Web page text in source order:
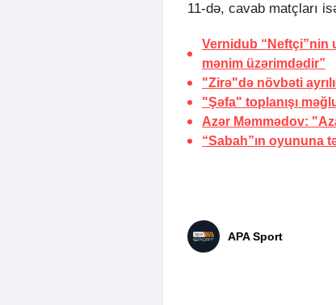
11-də, cavab matçları
Vernidub “Neftçi”nin
mənim üzərimdədir”
"Zirə"də növbəti
"Şəfa" toplanışı
Azər Məmmədov:
“Sabah”ın oyununa
APA Sport